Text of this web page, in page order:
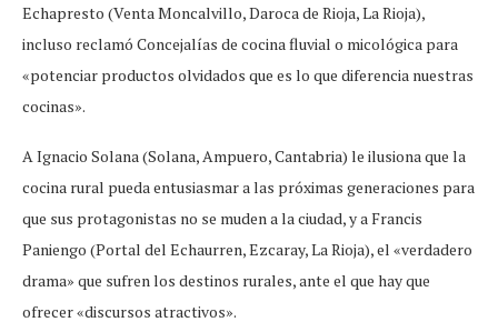
Echapresto (Venta Moncalvillo, Daroca de Rioja, La Rioja),
incluso reclamó Concejalías de cocina fluvial o micológica para
«potenciar productos olvidados que es lo que diferencia nuestras
cocinas».
A Ignacio Solana (Solana, Ampuero, Cantabria) le ilusiona que la
cocina rural pueda entusiasmar a las próximas generaciones para
que sus protagonistas no se muden a la ciudad, y a Francis
Paniengo (Portal del Echaurren, Ezcaray, La Rioja), el «verdadero
drama» que sufren los destinos rurales, ante el que hay que
ofrecer «discursos atractivos».